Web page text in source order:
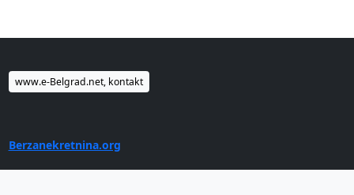
www.e-Belgrad.net, kontakt
Berzanekretnina.org